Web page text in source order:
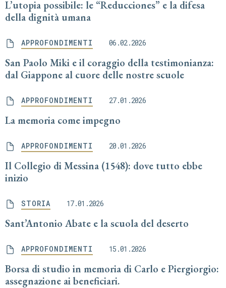
L’utopia possibile: le “Reducciones” e la difesa
della dignità umana
APPROFONDIMENTI 06.02.2026
San Paolo Miki e il coraggio della testimonianza:
dal Giappone al cuore delle nostre scuole
APPROFONDIMENTI 27.01.2026
La memoria come impegno
APPROFONDIMENTI 20.01.2026
Il Collegio di Messina (1548): dove tutto ebbe
inizio
STORIA 17.01.2026
Sant’Antonio Abate e la scuola del deserto
APPROFONDIMENTI 15.01.2026
Borsa di studio in memoria di Carlo e Piergiorgio:
assegnazione ai beneficiari.